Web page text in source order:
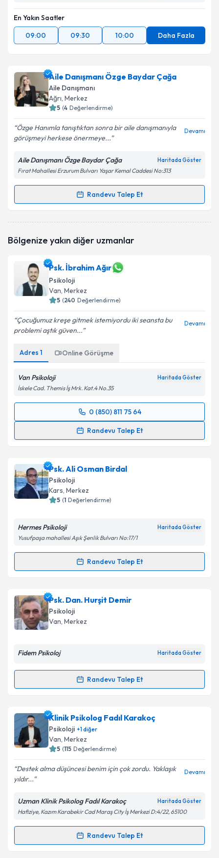
En Yakın Saatler
09:00
09:30 10:00 Daha Fazla
Aile Danışmanı Özge Baydar Çağa
Aile Danışmanı
Ağrı, Merkez
5 (4 Değerlendirme)
Özge Hanımla tanıştıktan sonra bir aile danışmanıyla
görüşmeyi herkese önermeye...
Devamı
Aile Danışmanı Özge Baydar Çağa Haritada Göster
Fırat Mahallesi Erzurum Bulvarı Yaşar Kemal Caddesi No:313
Randevu Talep Et
Randevu Takvimi Talebi
takvimi talebi oluşturun. Size bu uzmandan randevu
bilgilendireceğiz.
E-posta Adresiniz
Kişisel verilerimin işlenmesine ilişkin
kapsamda işlenmesini kabul ediyorum.
Takvim Talebini Gönder
Bölgenize yakın diğer uzmanlar
Psk. İbrahim Ağır
Psikoloji
Van, Merkez
5 (240 Değerlendirme)
Çocuğumuz kreşe gitmek istemiyordu iki seansta bu
problemi aştık güven...
Devamı
Adres 1 Online Görüşme
Van Psikoloji Haritada Göster
İskele Cad. Themis İş Mrk. Kat.4 No.35
0 (850) 811 75 64
Randevu Talep Et
Randevu Takvimi Talebi
takvim hazırlandığında e-posta ile bilgilendireceğiz.
E-posta Adresiniz
Kişisel verilerimin işlenmesine ilişkin
kapsamda işlenmesini kabul ediyorum.
Psk. Ali Osman Birdal
Psikoloji
Kars, Merkez
5 (1 Değerlendirme)
Hermes Psikoloji Haritada Göster
Yusufpaşa mahallesi Aşık Şenlik Bulvarı No:17/1
Randevu Talep Et
Randevu Takvimi Talebi
Psk. Ali Osman Birdaliçin randevu takvimi talebi
oluşturun. Size bu uzmandan randevu almanız için bir
takvim hazırlandığında e-posta ile bilgilendireceğiz.
Kişisel verilerimin işlenmesine ilişkinAydınlatma
Takvim Talebini Gönder
Psk. Dan. Hurşit Demir
Psikoloji
Van, Merkez
Fidem Psikoloj Haritada Göster
Randevu Talep Et
Randevu Takvimi Talebi
Psk. Dan. Hurşit Demiriçin randevu takvimi talebi
oluşturun. Size bu uzmandan randevu almanız için bir
takvim hazırlandığında e-posta ile bilgilendireceğiz.
Kişisel verilerimin işlenmesine ilişkin
Aydınlatma
Metni'ni okudum ve kişisel verilerimin belirtilen
kapsamda işlenmesini kabul ediyorum.
Klinik Psikolog Fadıl Karakoç
Psikoloji +1diğer
Van, Merkez
5 (115 Değerlendirme)
Destek alma düşüncesi benim için çok zordu. Yaklaşık
yıldır...
Devamı
Uzman Klinik Psikolog Fadıl Karakoç Haritada Göster
Hafiziye, Kazım Karabekir Cad Maraş City İş Merkezi D:4/22, 65100
Randevu Talep Et
Randevu Takvimi Talebi